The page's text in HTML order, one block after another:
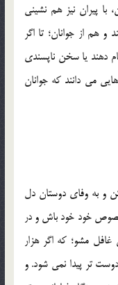
پيران نيز هم نشيني
و هم از جوانان؛ تا اگر
دهند يا سخن ناپسندي
مي دانند که جوانان
و به وفاي دوستان دل
خود خود باش و در
مشو؛ که اگر هزار
تر پيدا نمي شود. و